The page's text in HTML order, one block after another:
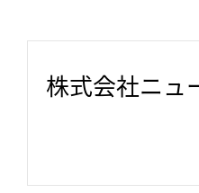
株式会社ニュ